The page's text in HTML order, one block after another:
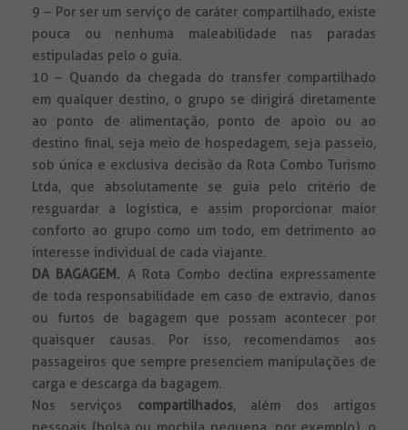
9 – Por ser um serviço de caráter compartilhado, existe
pouca ou nenhuma maleabilidade nas paradas
estipuladas pelo o guia.
10 – Quando da chegada do transfer compartilhado
em qualquer destino, o grupo se dirigirá diretamente
ao ponto de alimentação, ponto de apoio ou ao
destino final, seja meio de hospedagem, seja passeio,
sob única e exclusiva decisão da Rota Combo Turismo
Ltda, que absolutamente se guia pelo critério de
resguardar a logística, e assim proporcionar maior
conforto ao grupo como um todo, em detrimento ao
interesse individual de cada viajante.
DA BAGAGEM. A Rota Combo declina expressamente
de toda responsabilidade em caso de extravio, danos
ou furtos de bagagem que possam acontecer por
quaisquer causas. Por isso, recomendamos aos
passageiros que sempre presenciem manipulações de
carga e descarga da bagagem.
Nos serviços compartilhados, além dos artigos